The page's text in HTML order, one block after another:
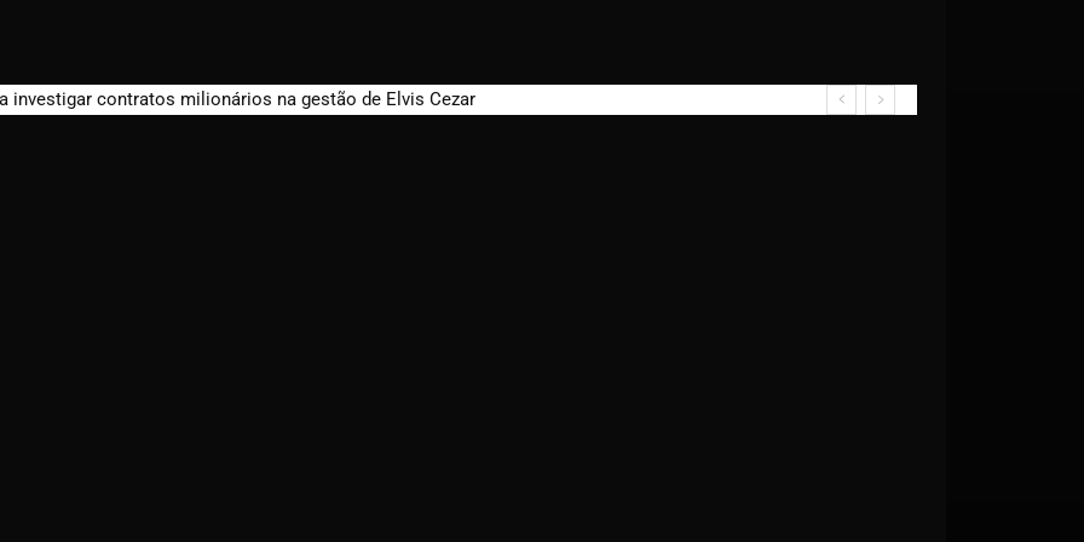
investigar contratos milionários na gestão de Elvis Cezar